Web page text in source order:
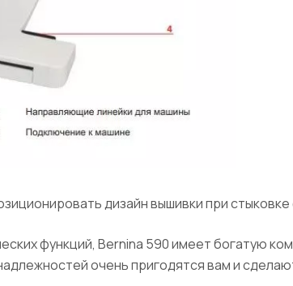
дизайн вышивки при
функций, Bernina 590 имеет богатую
очень пригодятся вам и